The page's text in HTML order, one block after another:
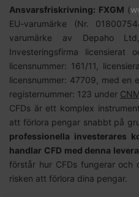
Ansvarsfriskrivning: FXGM (
EU-varumärke (Nr.
varumärke av Depaho
Investeringsfirma licensierat
licensnummer: 161/11,
licensnummer: 47709, med en
registernummer: 123 under
CFDs är ett komplex
att förlora pengar snabbt på
professionella investerares
handlar CFD med denna
förstår hur CFDs fungerar
risken att förlora dina pengar.